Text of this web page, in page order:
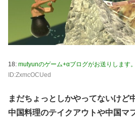
18: mutyunのゲーム+αブログがお送りします。
ID:ZxmcOCUed
まだちょっとしかやってないけど
中国料理のテイクアウトや中国マ